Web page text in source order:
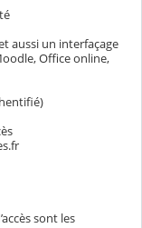
aussi un interfaçage
Office online,
sont les